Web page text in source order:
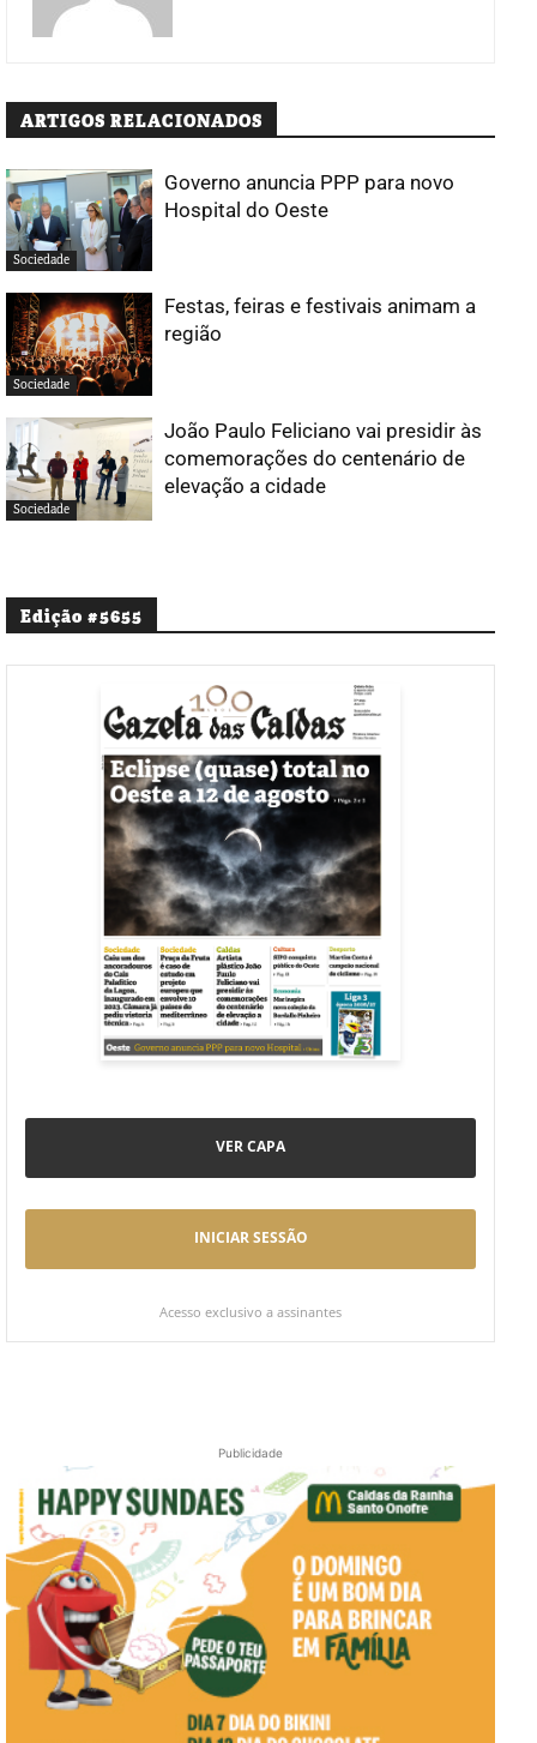
ARTIGOS RELACIONADOS
Sociedade
Governo anuncia PPP para novo
Hospital do Oeste
Sociedade
Festas, feiras e festivais animam a
região
Sociedade
João Paulo Feliciano vai presidir às
comemorações do centenário de
elevação a cidade
Edição #5655
VER CAPA
INICIAR SESSÃO
Acesso exclusivo a assinantes
Publicidade